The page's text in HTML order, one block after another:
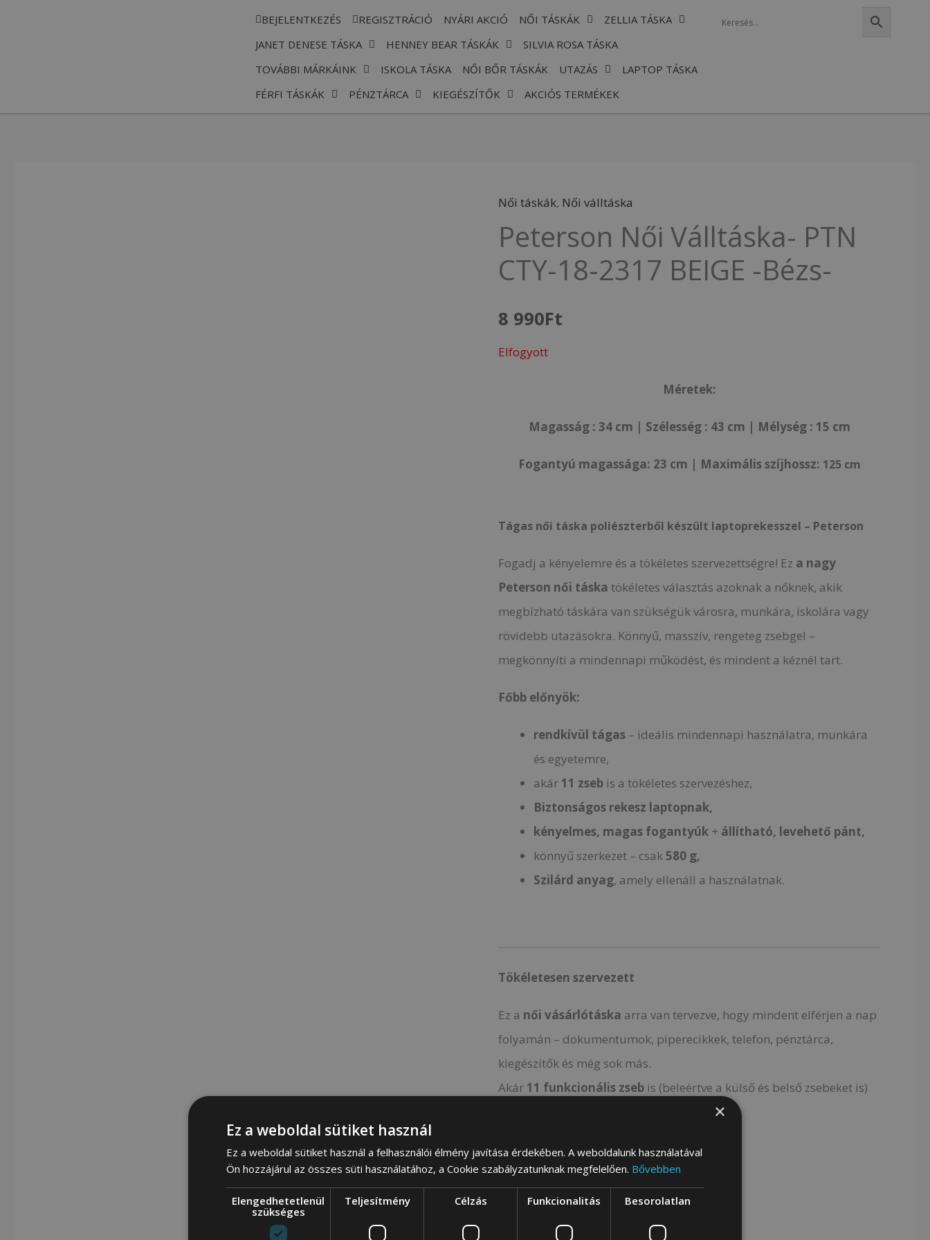
BEJELENTKEZÉS REGISZTRÁCIÓ NYÁRI AKCIÓ NŐI TÁSKÁK
ZELLIA TÁSKA
JANET DENESE TÁSKA
HENNEY BEAR TÁSKÁK
SILVIA ROSA TÁSKA
TOVÁBBI MÁRKÁINK
ISKOLA TÁSKA NŐI BŐR TÁSKÁK UTAZÁS
LAPTOP TÁSKA
FÉRFI TÁSKÁK
PÉNZTÁRCA KIEGÉSZÍTŐK AKCIÓS TERMÉKEK
Női táskák, Női válltáska
Peterson Női Válltáska- PTN
CTY-18-2317 BEIGE -Bézs-
8 990Ft
Elfogyott
Méretek:
Magasság : 34 cm | Szélesség : 43 cm | Mélység : 15 cm
Fogantyú magassága: 23 cm | Maximális szíjhossz: 125 cm
Tágas női táska poliészterből készült laptoprekesszel – Peterson
Fogadj a kényelemre és a tökéletes szervezettségre! Ez a nagy
Peterson női táskatökéletes választás azoknak a nőknek, akik
megbízható táskára van szükségük városra, munkára, iskolára vagy
rövidebb utazásokra. Könnyű, masszív, rengeteg zsebgel –
megkönnyíti a mindennapi működést, és mindent a kéznél tart.
Főbb előnyök:
rendkívül tágas – ideális mindennapi használatra, munkára
és egyetemre,
akár 11 zseb is a tökéletes szervezéshez,
Biztonságos rekesz laptopnak,
kényelmes, magas fogantyúk + állítható, levehető pánt,
könnyű szerkezet – csak580 g,
Szilárd anyag, amely ellenáll a használatnak.
Tökéletesen szervezett
Ez a női vásárlótáska arra van tervezve, hogy mindent elférjen a nap
folyamán – dokumentumok, piperecikkek, telefon, pénztárca,
kiegészítők és még sok más.
Akár 11 funkcionális zseb is (beleértve a külső és belső zsebeket is)
Kiváló választás mindkettő következtében:
Női vásárló,
Női munkatáska,
×
Ez a weboldal sütiket használ
Ez a weboldal sütiket használ a felhasználói élmény javítása érdekében. A weboldalunk használatával
Ön hozzájárul az összes süti használatához, a Cookie szabályzatunknak megfelelően. Bővebben
Elengedhetetlenül
szükséges
Teljesítmény Célzás Funkcionalitás Besorolatlan